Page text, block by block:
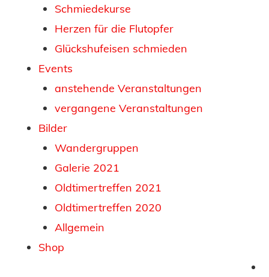
Schmiedekurse
Herzen für die Flutopfer
Glückshufeisen schmieden
Events
anstehende Veranstaltungen
vergangene Veranstaltungen
Bilder
Wandergruppen
Galerie 2021
Oldtimertreffen 2021
Oldtimertreffen 2020
Allgemein
Shop